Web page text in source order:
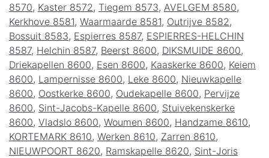
8570, Kaster 8572 , Tiegem 8573, AVELGEM 8580,
Kerkhove 8581, Waarmaarde 8581, Outrijve 8582 ,
Bossuit 8583, Espierres 8587, ESPIERRES-HELCHIN
8587, Helchin 8587, Beerst 8600, DIKSMUIDE 8600,
Driekapellen 8600, Esen 8600, Kaaskerke 8600, Keiem
8600, Lampernisse 8600, Leke 8600, Nieuwkapelle
8600, Oostkerke 8600, Oudekapelle 8600, Pervijze
8600, Sint-Jacobs-Kapelle 8600, Stuivekenskerke
8600, Vladslo 8600, Woumen 8600, Handzame 8610,
KORTEMARK 8610, Werken 8610, Zarren 8610,
NIEUWPOORT 8620, Ramskapelle 8620, Sint-Joris